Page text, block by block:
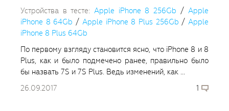
Устройства в тесте: Apple iPhone 8 256Gb / Apple
iPhone 8 64Gb / Apple iPhone 8 Plus 256Gb /Apple
iPhone 8 Plus 64Gb
По первому взгляду становится ясно, что iPhone 8 и 8
Plus, как и было подмечено ранее, правильно было
бы назвать 7S и 7S Plus. Ведь изменений, как ...
26.09.2017
1